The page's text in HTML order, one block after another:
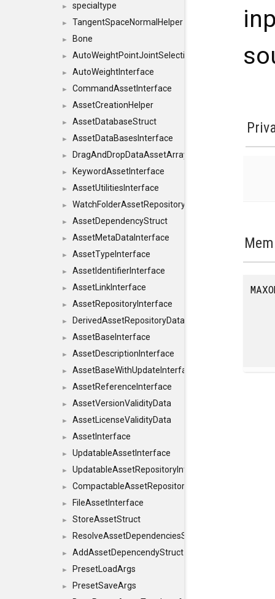
► specialtype
► TangentSpaceNormalHelper
► Bone
► AutoWeightPointJointSelections
► AutoWeightInterface
► CommandAssetInterface
► AssetCreationHelper
► AssetDatabaseStruct
► AssetDataBasesInterface
► DragAndDropDataAssetArray
► KeywordAssetInterface
► AssetUtilitiesInterface
► WatchFolderAssetRepositoryInterface
► AssetDependencyStruct
► AssetMetaDataInterface
► AssetTypeInterface
► AssetIdentifierInterface
► AssetLinkInterface
► AssetRepositoryInterface
► DerivedAssetRepositoryDataInterface
► AssetBaseInterface
► AssetDescriptionInterface
► AssetBaseWithUpdateInterface
► AssetReferenceInterface
► AssetVersionValidityData
► AssetLicenseValidityData
► AssetInterface
► UpdatableAssetInterface
► UpdatableAssetRepositoryInterface
► CompactableAssetRepositoryInterface
► FileAssetInterface
► StoreAssetStruct
► ResolveAssetDependenciesStruct
► AddAssetDepencendyStruct
► PresetLoadArgs
►
PresetSaveArgs